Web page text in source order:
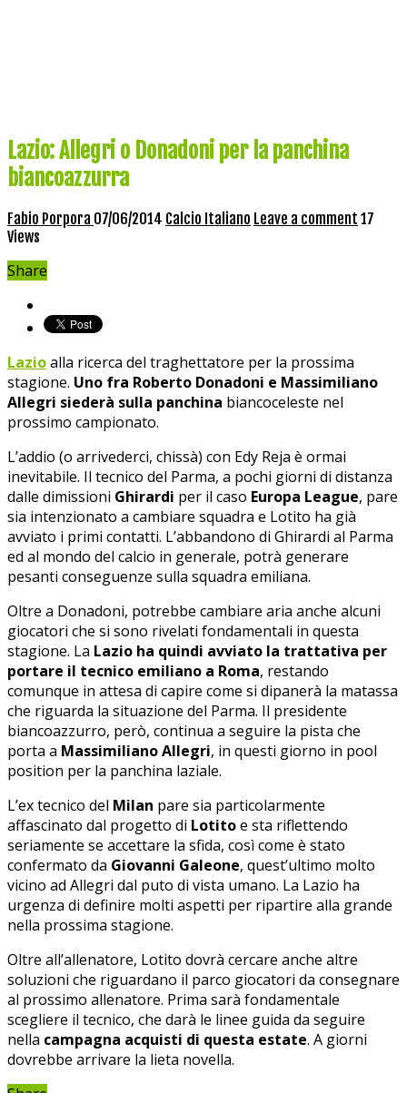
Lazio: Allegri o Donadoni per la panchina
biancoazzurra
Fabio Porpora 07/06/2014 Calcio Italiano Leave a comment 17
Views
Share
Lazioalla ricerca del traghettatore per la prossima
stagione. Uno fra Roberto Donadoni e Massimiliano
Allegri siederà sulla panchina biancoceleste nel
prossimo campionato.
L’addio (o arrivederci, chissà) con Edy Reja è ormai
inevitabile. Il tecnico del Parma, a pochi giorni di distanza
dalle dimissioni Ghirardi per il caso Europa League, pare
sia intenzionato a cambiare squadra e Lotito ha già
avviato i primi contatti. L’abbandono di Ghirardi al Parma
ed al mondo del calcio in generale, potrà generare
pesanti conseguenze sulla squadra emiliana.
Oltre a Donadoni, potrebbe cambiare aria anche alcuni
giocatori che si sono rivelati fondamentali in questa
stagione. La Lazio ha quindi avviato la trattativa per
portare il tecnico emiliano a Roma, restando
comunque in attesa di capire come si dipanerà la matassa
che riguarda la situazione del Parma. Il presidente
biancoazzurro, però, continua a seguire la pista che
porta a Massimiliano Allegri, in questi giorno in pool
position per la panchina laziale.
L’ex tecnico del Milan pare sia particolarmente
affascinato dal progetto di Lotitoe sta riflettendo
seriamente se accettare la sfida, così come è stato
confermato da Giovanni Galeone, quest’ultimo molto
vicino ad Allegri dal puto di vista umano. La Lazio ha
urgenza di definire molti aspetti per ripartire alla grande
nella prossima stagione.
Oltre all’allenatore, Lotito dovrà cercare anche altre
soluzioni che riguardano il parco giocatori da consegnare
al prossimo allenatore. Prima sarà fondamentale
scegliere il tecnico, che darà le linee guida da seguire
nella campagna acquisti di questa estate. A giorni
dovrebbe arrivare la lieta novella.